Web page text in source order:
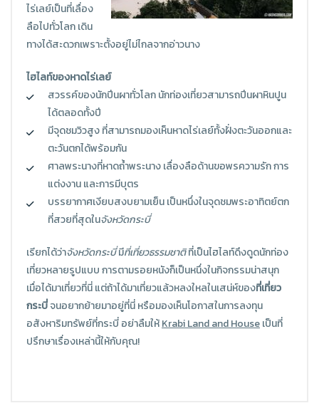
ไร่เลย์เป็นที่เลื่อง
ลือไปทั่วโลก เดิน
ทางได้สะดวกเพราะตั้งอยู่ไม่ไกลจากอ่าวนาง
ไฮไลท์ของหาดไร่เลย์
สวรรค์ของนักปีนผาทั่วโลก นักท่องเที่ยวสามารถปีนผาหินปูน
ได้ตลอดทั้งปี
มีจุดชมวิวสูง ที่สามารถมองเห็นหาดไร่เลย์ทั้งฝั่งตะวันออกและ
ตะวันตกได้พร้อมกัน
ศาลพระนางที่หาดถ้ำพระนาง เลื่องลือด้านขอพรความรัก การ
แต่งงาน และการมีบุตร
บรรยากาศเงียบสงบยามเย็น เป็นหนึ่งในจุดชมพระอาทิตย์ตก
ที่สวยที่สุดในจังหวัดกระบี่
เรียกได้ว่าจังหวัดกระบี่มีที่เที่ยวธรรมชาติที่เป็นไฮไลท์ดึงดูดนักท่อง
เที่ยวหลายรูปแบบ การตามรอยหนังก็เป็นหนึ่งในกิจกรรมน่าสนุก
เมื่อได้มาเที่ยวที่นี่ แต่ถ้าได้มาเที่ยวแล้วหลงใหลในเสน่ห์ของที่เที่ยว
กระบี่จนอยากย้ายมาอยู่ที่นี่ หรือมองเห็นโอกาสในการลงทุน
อสังหาริมทรัพย์ที่กระบี่ อย่าลืมให้Krabi Land and Houseเป็นที่
ปรึกษาเรื่องเหล่านี้ให้กับคุณ!